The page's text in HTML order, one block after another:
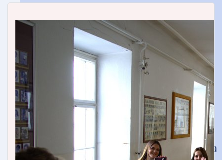
Hédervár
Napsugár Óvoda
Timaffy László Tagiskola
Hédervári Gyermekek Neveléséért
Alapítvány
Pályázatok
Piarista Gimnázium, Általános Iskola